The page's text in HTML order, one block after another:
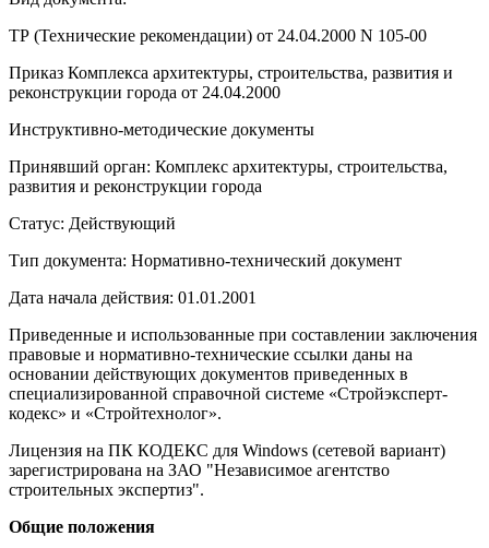
ТР (Технические рекомендации) от 24.04.2000 N 105-00
Приказ Комплекса архитектуры, строительства, развития и
реконструкции города от 24.04.2000
Инструктивно-методические документы
Принявший орган: Комплекс архитектуры, строительства,
развития и реконструкции города
Статус: Действующий
Тип документа: Нормативно-технический документ
Дата начала действия: 01.01.2001
Приведенные и использованные при составлении заключения
правовые и нормативно-технические ссылки даны на
основании действующих документов приведенных в
специализированной справочной системе «Стройэксперт-
кодекс» и «Стройтехнолог».
Лицензия на ПК КОДЕКС для Windows (сетевой вариант)
зарегистрирована на ЗАО "Независимое агентство
строительных экспертиз".
Общие положения